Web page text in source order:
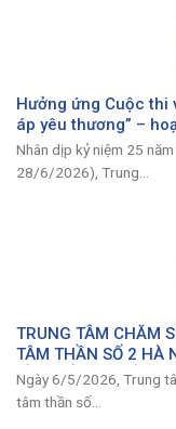
Hưởng ứng Cuộc thi
áp yêu thương” – hoạt động kỷ niệm 25 năm Ngày Gia đình
Việt Nam
Nhân dịp kỷ niệm 25
28/6/2026), Trung...
TRUNG TÂM CHĂM
TÂM THẦN SỐ 2 HÀ
VỀ “KHỦNG HOẢNG
Ngày 6/5/2026, Trung
tâm thần số...